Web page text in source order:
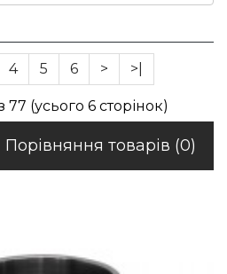
4 5 6 > >|
77 (усього 6 сторінок)
Порівняння товарів (0)